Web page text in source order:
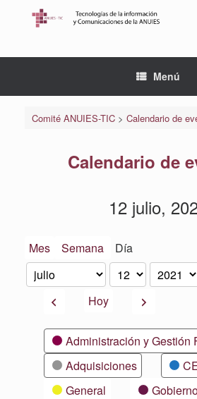
Menú
Comité ANUIES-TIC> Calendario de
Calendario de
12 julio,
Mes Semana Día
Mes
Día
Año
AnteriorHoy Siguiente
CategoríasAdministración y Gestión
Adquisiciones
General